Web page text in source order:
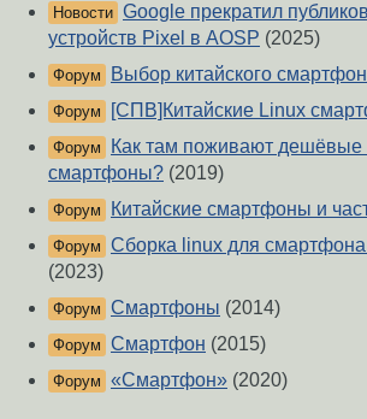
Новости Google прекратил
устройств Pixel в AOSP (2025)
Форум Выбор китайского
Форум [СПВ]Китайские Linux
Форум
Как там поживают дешёвые
смартфоны? (2019)
Форум Китайские смартфоны и
Форум Сборка linux для
(2023)
Форум Смартфоны (2014)
Форум Смартфон (2015)
Форум «Смартфон» (2020)